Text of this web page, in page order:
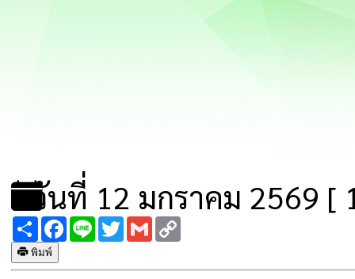
วันที่ 12 มกราคม 2569 [
ShareFacebook
Line TwitterGmail
พิมพ์